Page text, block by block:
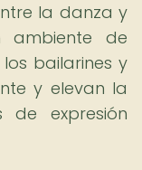
la danza y
de
bailarines y
y elevan la
expresión